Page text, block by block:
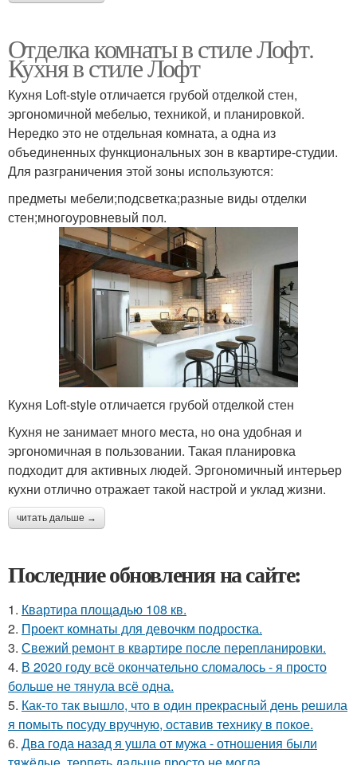
Отделка комнаты в стиле Лофт.
Кухня в стиле Лофт
Кухня Loft-style отличается грубой отделкой стен,
эргономичной мебелью, техникой, и планировкой.
Нередко это не отдельная комната, а одна из
объединенных функциональных зон в квартире-студии.
Для разграничения этой зоны используются:
предметы мебели;подсветка;разные виды отделки
стен;многоуровневый пол.
Кухня Loft-style отличается грубой отделкой стен
Кухня не занимает много места, но она удобная и
эргономичная в пользовании. Такая планировка
подходит для активных людей. Эргономичный интерьер
кухни отлично отражает такой настрой и уклад жизни.
читать дальше →
Последние обновления на сайте:
1. Квартира площадью 108 кв.
2. Проект комнаты для девочкм подростка.
3. Свежий ремонт в квартире после перепланировки.
4. В 2020 году всё окончательно сломалось - я просто
больше не тянула всё одна.
5. Как-то так вышло, что в один прекрасный день решила
я помыть посуду вручную, оставив технику в покое.
6. Два года назад я ушла от мужа - отношения были